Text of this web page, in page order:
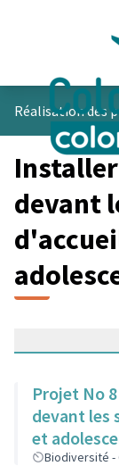
Réalisation des
devant
Projet No
devant les
et
Biodiversité -